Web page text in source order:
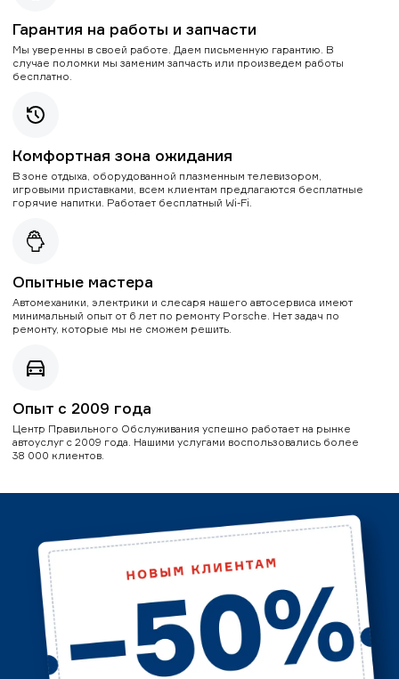
Гарантия на работы и запчасти
Мы уверенны в своей работе. Даем письменную гарантию. В
случае поломки мы заменим запчасть или произведем работы
бесплатно.
Комфортная зона ожидания
В зоне отдыха, оборудованной плазменным телевизором,
игровыми приставками, всем клиентам предлагаются бесплатные
горячие напитки. Работает бесплатный Wi-Fi.
Опытные мастера
Автомеханики, электрики и слесаря нашего автосервиса имеют
минимальный опыт от 6 лет по ремонту Porsche. Нет задач по
ремонту, которые мы не сможем решить.
Опыт с 2009 года
Центр Правильного Обслуживания успешно работает на рынке
автоуслуг с 2009 года. Нашими услугами воспользовались более
38 000 клиентов.